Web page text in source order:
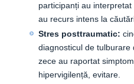
participanți au
au recurs intens la
Stres posttraumatic:
diagnosticul de
zece au raportat
hipervigilență, evitare.